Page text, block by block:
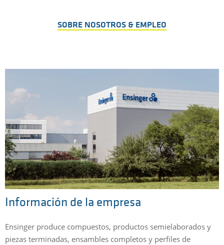
SOBRE NOSOTROS & EMPLEO
Información de la empresa
Ensinger produce compuestos, productos semielaborados y
piezas terminadas, ensambles completos y perfiles de